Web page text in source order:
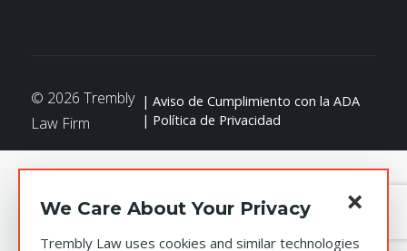
© 2026 Trembly
Law Firm
Aviso de Cumplimiento con la ADA
Política de Privacidad
×
We Care About Your Privacy
Trembly Law uses cookies and similar technologies